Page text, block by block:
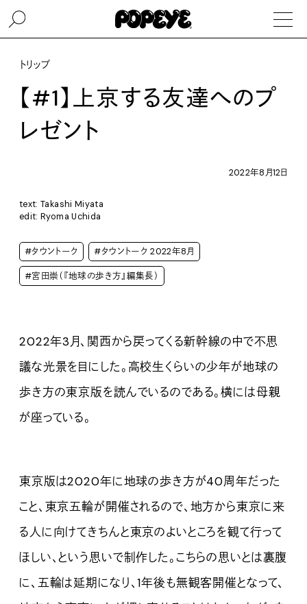
トリップ
【#1】上京する友達へのプ
レゼント
2022年8月12日
text: Takashi Miyata
edit: Ryoma Uchida
#タウントーク #タウントーク 2022年8月
#宮田崇（『地球の歩き方』編集長）
2022年3月、関西から戻ってくる新幹線の中で不思
議な光景を目にした。高校生くらいの少年が地球の
歩き方の東京版を読んでいるのである。横には母親
が座っている。
東京版は2020年に地球の歩き方が40周年だった
こと、東京五輪が開催されるので、地方から東京に来
る人に向けてきちんと東京のよいところを観て行って
ほしい、という思いで制作した。こちらの思いとは裏腹
に、五輪は延期になり、1年後も無観客開催となって、